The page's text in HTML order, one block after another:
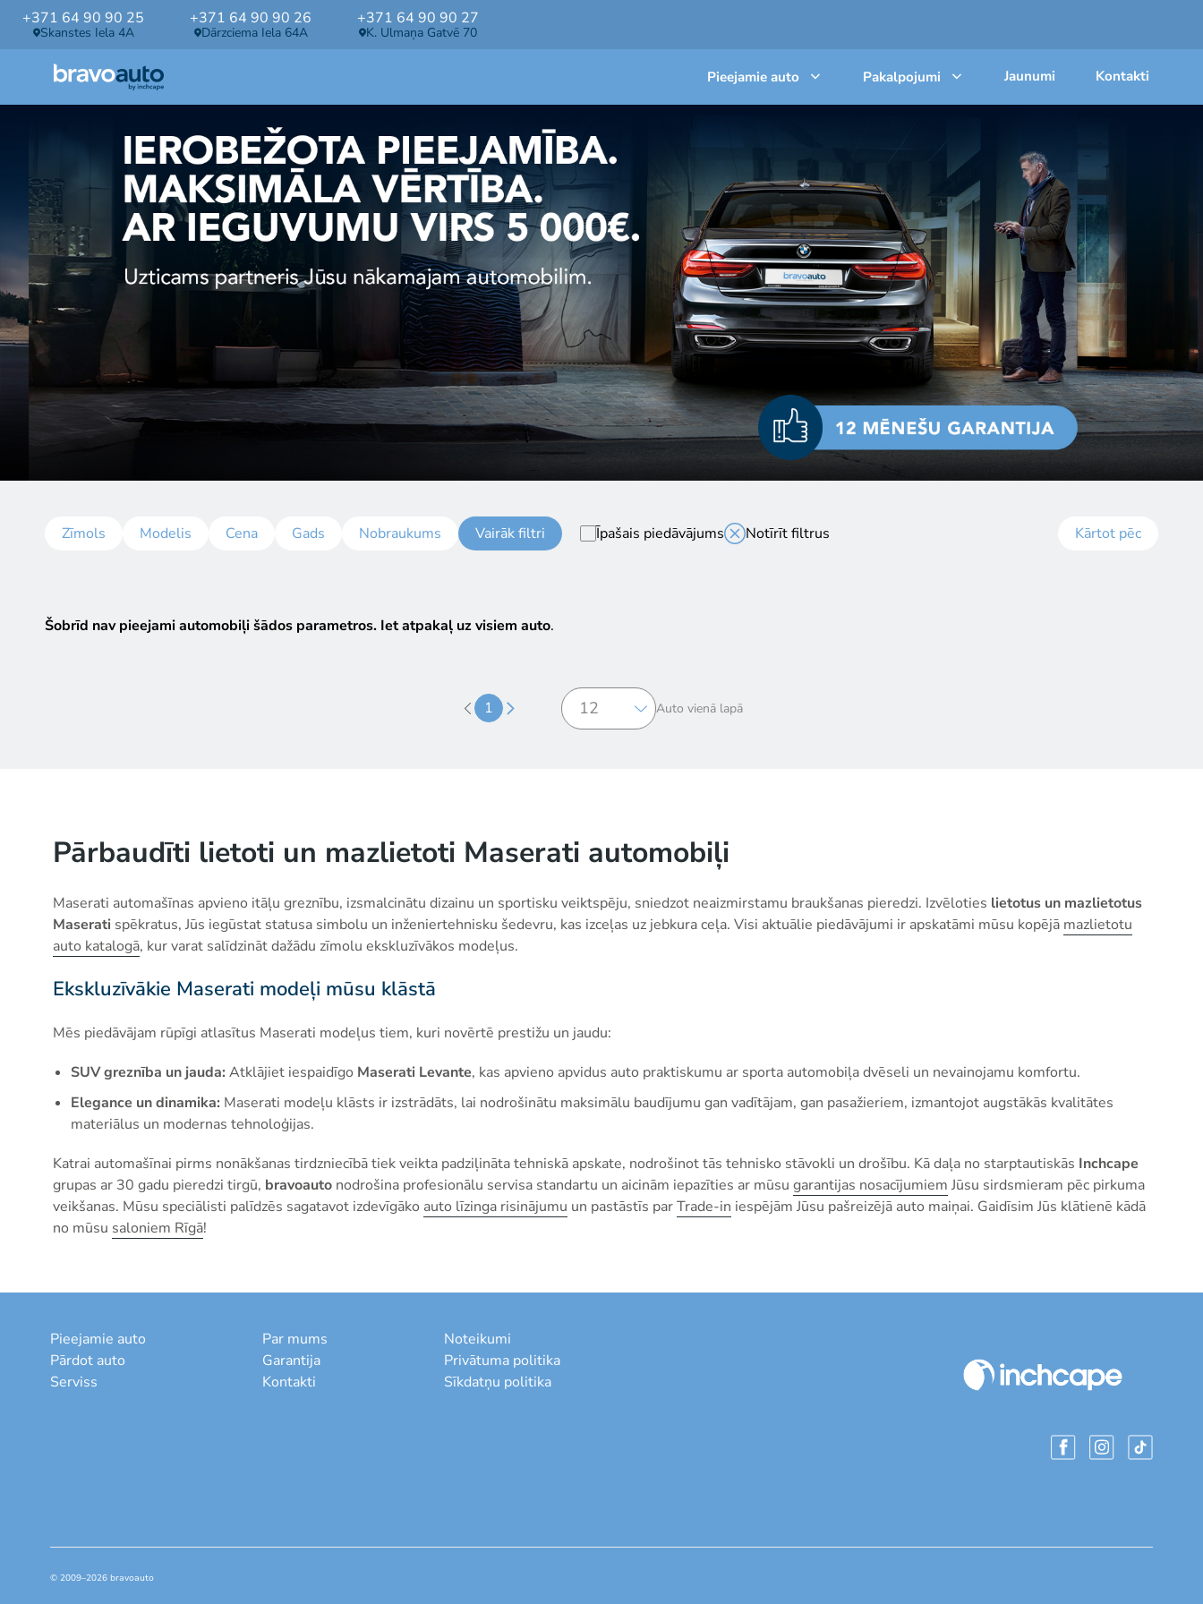
+371 64 90 90 25
Skanstes Iela 4A
+371 64 90 90 26
Dārzciema Iela 64A
+371 64 90 90 27
K. Ulmaņa Gatvē 70
Pieejamie auto Pakalpojumi Jaunumi Kontakti
Zīmols Modelis Cena Gads Nobraukums Vairāk filtri Īpašais piedāvājums Notīrīt filtrus Kārtot pēc
Šobrīd nav pieejami automobiļi šādos parametros. Iet atpakaļ uz visiem auto.
1 Auto vienā lapā
Pārbaudīti lietoti un mazlietoti Maserati automobiļi
Maserati automašīnas apvieno itāļu greznību, izsmalcinātu dizainu un sportisku veiktspēju, sniedzot neaizmirstamu braukšanas pieredzi. Izvēloties lietotus un mazlietotus
Maserati spēkratus, Jūs iegūstat statusa simbolu un inženiertehnisku šedevru, kas izceļas uz jebkura ceļa. Visi aktuālie piedāvājumi ir apskatāmi mūsu kopējā mazlietotu
auto katalogā, kur varat salīdzināt dažādu zīmolu ekskluzīvākos modeļus.
Ekskluzīvākie Maserati modeļi mūsu klāstā
Mēs piedāvājam rūpīgi atlasītus Maserati modeļus tiem, kuri novērtē prestižu un jaudu:
SUV greznība un jauda: Atklājiet iespaidīgo Maserati Levante, kas apvieno apvidus auto praktiskumu ar sporta automobiļa dvēseli un nevainojamu komfortu.
Elegance un dinamika: Maserati modeļu klāsts ir izstrādāts, lai nodrošinātu maksimālu baudījumu gan vadītājam, gan pasažieriem, izmantojot augstākās kvalitātes
materiālus un modernas tehnoloģijas.
Katrai automašīnai pirms nonākšanas tirdzniecībā tiek veikta padziļināta tehniskā apskate, nodrošinot tās tehnisko stāvokli un drošību. Kā daļa no starptautiskās Inchcape
grupas ar 30 gadu pieredzi tirgū, bravoauto nodrošina profesionālu servisa standartu un aicinām iepazīties ar mūsu garantijas nosacījumiem Jūsu sirdsmieram pēc pirkuma
veikšanas. Mūsu speciālisti palīdzēs sagatavot izdevīgāko auto līzinga risinājumu un pastāstīs parTrade-in iespējām Jūsu pašreizējā auto maiņai. Gaidīsim Jūs klātienē kādā
no mūsu saloniem Rīgā!
Pieejamie auto
Pārdot auto
Serviss
Par mums
Garantija
Kontakti
Noteikumi
Privātuma politika
Sīkdatņu politika
© 2009–2026 bravoauto